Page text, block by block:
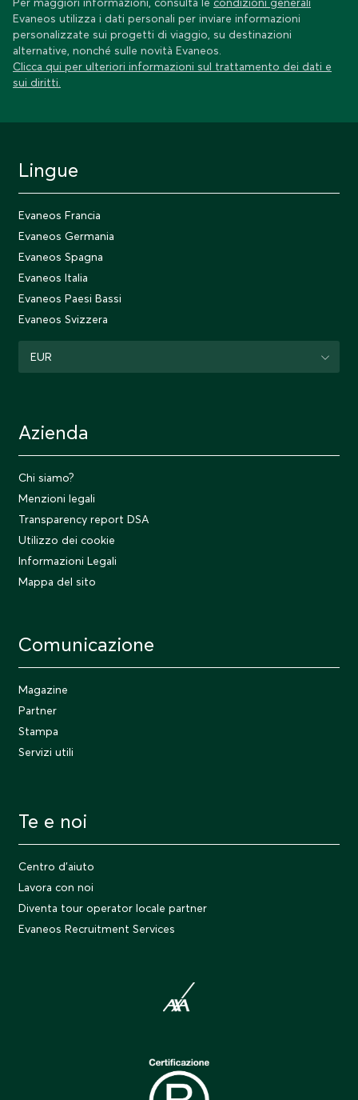
Evaneos utilizza i dati personali per inviare informazioni
personalizzate sui progetti di viaggio, su destinazioni
alternative, nonché sulle novità Evaneos.
Clicca qui per ulteriori informazioni sul trattamento dei dati e
sui diritti.
Lingue
Evaneos Francia
Evaneos Germania
Evaneos Spagna
Evaneos Italia
Evaneos Paesi Bassi
Evaneos Svizzera
EUR
Azienda
Chi siamo?
Menzioni legali
Transparency report DSA
Utilizzo dei cookie
Informazioni Legali
Mappa del sito
Comunicazione
Magazine
Partner
Stampa
Servizi utili
Te e noi
Centro d'aiuto
Lavora con noi
Diventa tour operator locale partner
Evaneos Recruitment Services